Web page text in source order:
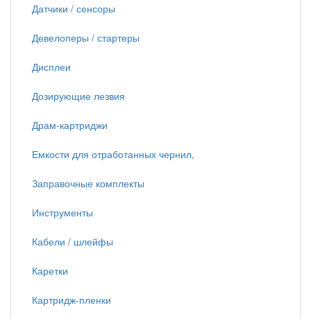
Датчики / сенсоры
Девелоперы / стартеры
Дисплеи
Дозирующие лезвия
Драм-картриджи
Емкости для отработанных чернил,
Заправочные комплекты
Инструменты
Кабели / шлейфы
Каретки
Картридж-пленки